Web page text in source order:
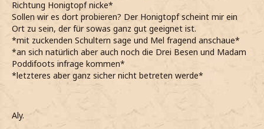
Richtung Honigtopf nicke*
Sollen wir es dort probieren? Der Honigtopf scheint mir ein
Ort zu sein, der für sowas ganz gut geeignet ist.
*mit zuckenden Schultern sage und Mel fragend anschaue*
*an sich natürlich aber auch noch die Drei Besen und Madam
Poddifoots infrage kommen*
*letzteres aber ganz sicher nicht betreten werde*
Aly.